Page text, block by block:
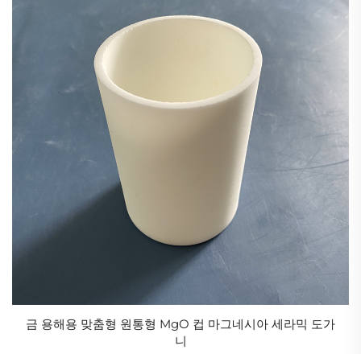
금 용해용 맞춤형 원통형 MgO 컵 마그네시아 세라믹 도가
니